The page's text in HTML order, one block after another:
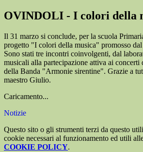
OVINDOLI - I colori della
Il 31 marzo si conclude, per la scuola
progetto "I colori della musica" promosso
Sono stati tre incontri coinvolgenti, dal
musicali alla partecipazione attiva ai concerti
della Banda "Armonie sirentine". Grazie a
maestro Giulio.
Caricamento...
Notizie
Questo sito o gli strumenti terzi da questo
cookie necessari al funzionamento ed utili
COOKIE POLICY.